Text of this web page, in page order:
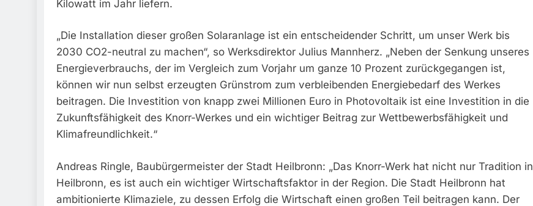
Kilowatt im Jahr liefern.
„Die Installation dieser großen Solaranlage ist ein entscheidender Schritt, um unser Werk bis
2030 CO2-neutral zu machen“, so Werksdirektor Julius Mannherz. „Neben der Senkung unseres
Energieverbrauchs, der im Vergleich zum Vorjahr um ganze 10 Prozent zurückgegangen ist,
können wir nun selbst erzeugten Grünstrom zum verbleibenden Energiebedarf des Werkes
beitragen. Die Investition von knapp zwei Millionen Euro in Photovoltaik ist eine Investition in die
Zukunftsfähigkeit des Knorr-Werkes und ein wichtiger Beitrag zur Wettbewerbsfähigkeit und
Klimafreundlichkeit.“
Andreas Ringle, Baubürgermeister der Stadt Heilbronn: „Das Knorr-Werk hat nicht nur Tradition in
Heilbronn, es ist auch ein wichtiger Wirtschaftsfaktor in der Region. Die Stadt Heilbronn hat
ambitionierte Klimaziele, zu dessen Erfolg die Wirtschaft einen großen Teil beitragen kann. Der